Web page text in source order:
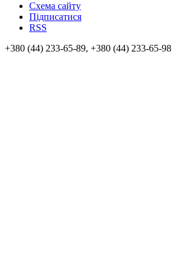
Схема сайту
Підписатися
RSS
+380 (44) 233-65-89, +380 (44) 233-65-98